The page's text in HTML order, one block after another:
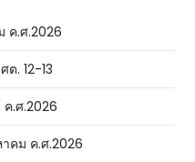
ค.ศ.2026
. 12-13
.ศ.2026
คม ค.ศ.2026